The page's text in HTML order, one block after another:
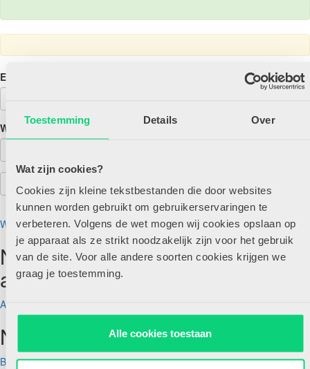
Toestemming Details Over
Wat zijn cookies?
Cookies zijn kleine tekstbestanden die door websites
kunnen worden gebruikt om gebruikerservaringen te
verbeteren. Volgens de wet mogen wij cookies opslaan op
je apparaat als ze strikt noodzakelijk zijn voor het gebruik
van de site. Voor alle andere soorten cookies krijgen we
graag je toestemming.
Alle cookies toestaan
E-mailadres
Wachtwoord
Wachtwoord vergeten?
Nog geen account maar wel
abonnee?
Account aanmaken
Nog geen abonnee?
Bekijk aanbod